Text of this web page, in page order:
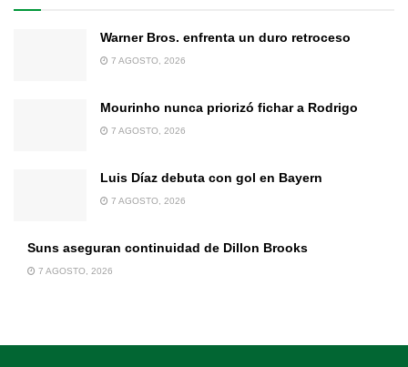
Warner Bros. enfrenta un duro retroceso
7 AGOSTO, 2026
Mourinho nunca priorizó fichar a Rodrigo
7 AGOSTO, 2026
Luis Díaz debuta con gol en Bayern
7 AGOSTO, 2026
Suns aseguran continuidad de Dillon Brooks
7 AGOSTO, 2026